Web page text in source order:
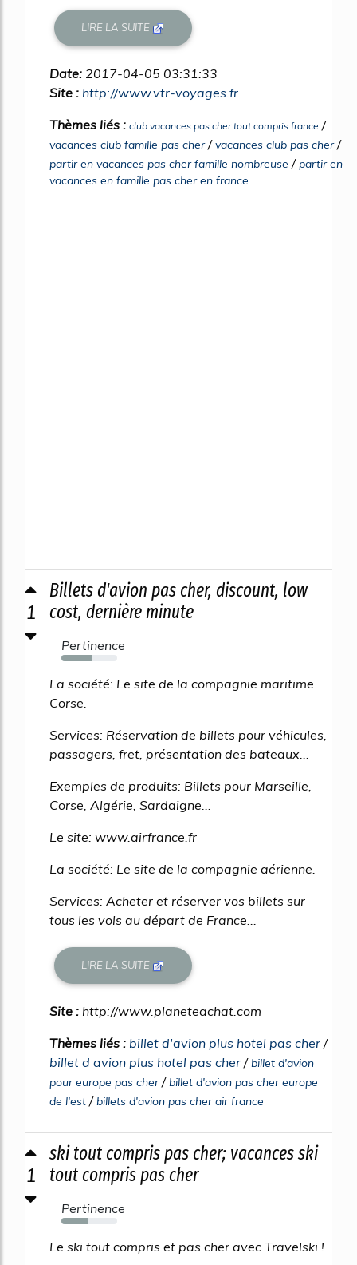
LIRE LA SUITE
Date: 2017-04-05 03:31:33
Site : http://www.vtr-voyages.fr
Thèmes liés : club vacances pas cher tout compris france /
vacances club famille pas cher/vacances club pas cher/
partir en vacances pas cher famille nombreuse /partir en
vacances en famille pas cher en france
1
Billets d'avion pas cher, discount, low
cost, dernière minute
Pertinence
56%
La société: Le site de la compagnie maritime
Corse.
Services: Réservation de billets pour véhicules,
passagers, fret, présentation des bateaux...
Exemples de produits: Billets pour Marseille,
Corse, Algérie, Sardaigne...
Le site: www.airfrance.fr
La société: Le site de la compagnie aérienne.
Services: Acheter et réserver vos billets sur
tous les vols au départ de France...
LIRE LA SUITE
Site : http://www.planeteachat.com
Thèmes liés : billet d'avion plus hotel pas cher /
billet d avion plus hotel pas cher / billet d'avion
pour europe pas cher/ billet d'avion pas cher europe
de l'est / billets d'avion pas cher air france
1
ski tout compris pas cher; vacances ski
tout compris pas cher
Pertinence
49%
Le ski tout compris et pas cher avec Travelski !